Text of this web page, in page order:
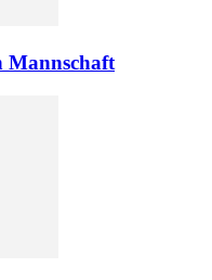
Mannschaft